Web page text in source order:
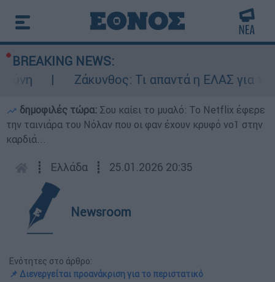
BREAKING NEWS:
Ζάκυνθος: Τι απαντά η ΕΛΑΣ για τους
δημοφιλές τώρα: Σου καίει το μυαλό: Το Netflix έφερε
την ταινιάρα του Νόλαν που οι φαν έχουν κρυφό νο1 στην
καρδιά...
┋ Ελλάδα ┋ 25.01.2026 20:35
Newsroom
Ενότητες στο άρθρο:
📌 Διενεργείται προανάκριση για το περιστατικό